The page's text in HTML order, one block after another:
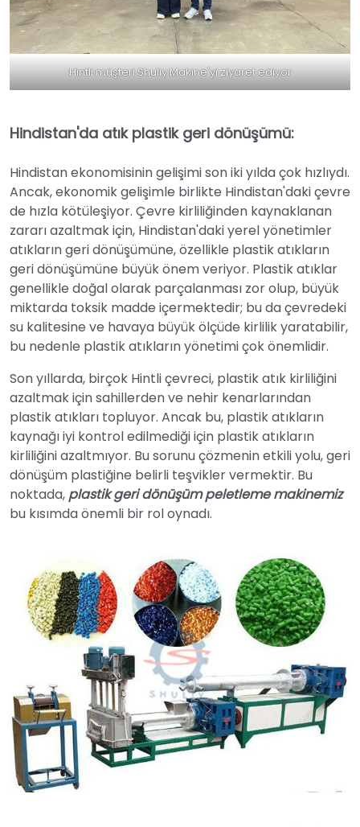
Hintli müşteri Shuliy Makine'yi ziyaret ediyor
Hindistan'da atık plastik geri dönüşümü:
Hindistan ekonomisinin gelişimi son iki yılda çok hızlıydı.
Ancak, ekonomik gelişimle birlikte Hindistan'daki çevre
de hızla kötüleşiyor. Çevre kirliliğinden kaynaklanan
zararı azaltmak için, Hindistan'daki yerel yönetimler
atıkların geri dönüşümüne, özellikle plastik atıkların
geri dönüşümüne büyük önem veriyor. Plastik atıklar
genellikle doğal olarak parçalanması zor olup, büyük
miktarda toksik madde içermektedir; bu da çevredeki
su kalitesine ve havaya büyük ölçüde kirlilik yaratabilir,
bu nedenle plastik atıkların yönetimi çok önemlidir.
Son yıllarda, birçok Hintli çevreci, plastik atık kirliliğini
azaltmak için sahillerden ve nehir kenarlarından
plastik atıkları topluyor. Ancak bu, plastik atıkların
kaynağı iyi kontrol edilmediği için plastik atıkların
kirliliğini azaltmıyor. Bu sorunu çözmenin etkili yolu, geri
dönüşüm plastiğine belirli teşvikler vermektir. Bu
noktada, plastik geri dönüşüm peletleme makinemiz
bu kısımda önemli bir rol oynadı.